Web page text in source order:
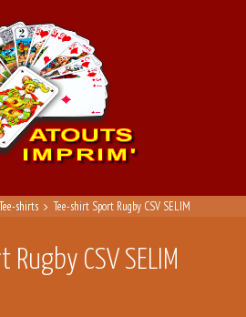
Tee-shirts Tee-shirt Sport Rugby CSV SELIM
CSV SELIM